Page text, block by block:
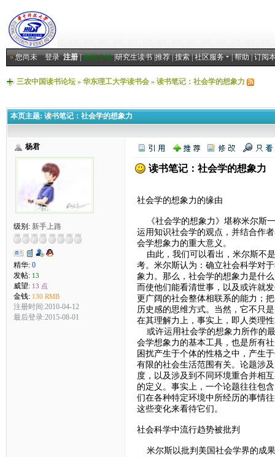
»您尚未登录 注册|返回主站|研究生读书|推荐|搜索|社区服务 |帮助|订阅
三农中国读书论坛» 华东理工大学读书会» 读书笔记：社会学的想象力
本页主题: 读书笔记：社会学的想象力
杨君
级别: 新手上路
精华: 0
发帖: 13
威望: 13 点
金钱: 130 RMB
注册时间:2010-04-12
最后登录:2015-08-01
读书笔记：社会学的想象力
社会学的想象力的缘由
《社会学的想象力》堪称米尔斯
运用知识社会学的观点，并结合作
会学想象力的重大意义。
由此，我们可以看出，米尔斯不
考。米尔斯认为：确立社会科学对
象力。那么，社会学的想象力是什
而使他们能看清世事，以及或许就
更广阔的社会整体相联系的能力；
历史感的思维方式。当然，它不只
在其理解力上，事实上，即人类理
或许运用社会学的想象力所作的最
会学想象力的基本工具，也是所有
困扰产生于个体的性格之中，产生
有限的社会生活范围有关。论题涉
度，以及涉及到不同环境重合并相
的定义。事实上，一个论题往往包
们在各种特定环境中所经历的事情
这些变化来看待它们。
社会科学中流行趋势被批判
米尔斯以批判美国社会学界的成